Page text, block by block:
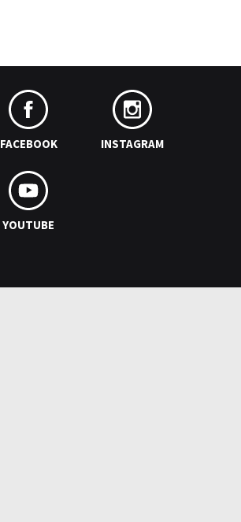
FACEBOOK INSTAGRAM
YOUTUBE